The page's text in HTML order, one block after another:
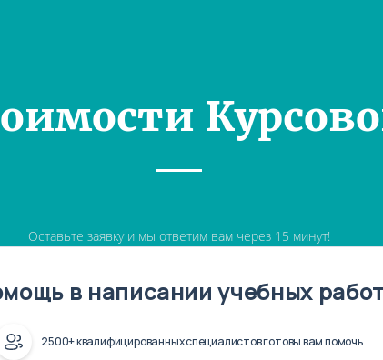
Оставьте заявку и мы ответим вам через 15 минут!
в написании учебных
2500+ квалифицированных специалистов готовы вам помочь